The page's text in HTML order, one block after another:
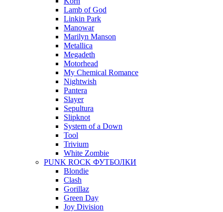
Lamb of God
Linkin Park
Manowar
Marilyn Manson
Metallica
Megadeth
Motorhead
My Chemical Romance
Nightwish
Pantera
Slayer
Sepultura
Slipknot
System of a Down
Tool
Trivium
White Zombie
PUNK ROCK ФУТБОЛКИ
Blondie
Clash
Gorillaz
Green Day
Joy Division